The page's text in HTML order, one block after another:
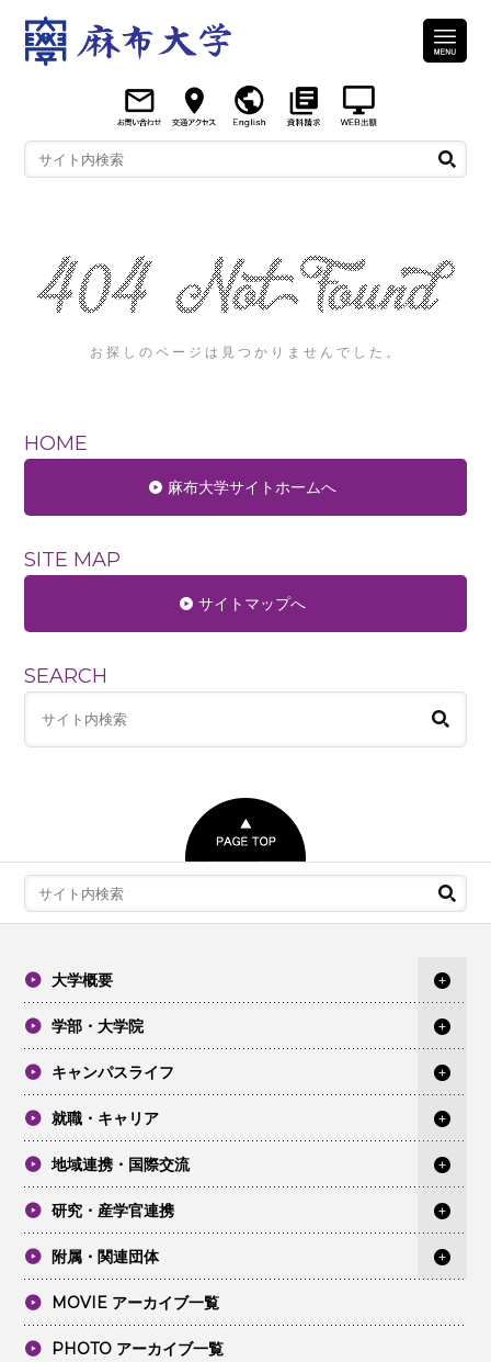
お探しのページは見つかりませんでした。
HOME
麻布大学サイトホームへ
SITE MAP
サイトマップへ
SEARCH
大学概要
学部・大学院
キャンパスライフ
就職・キャリア
地域連携・国際交流
研究・産学官連携
附属・関連団体
MOVIE アーカイブ一覧
PHOTO アーカイブ一覧